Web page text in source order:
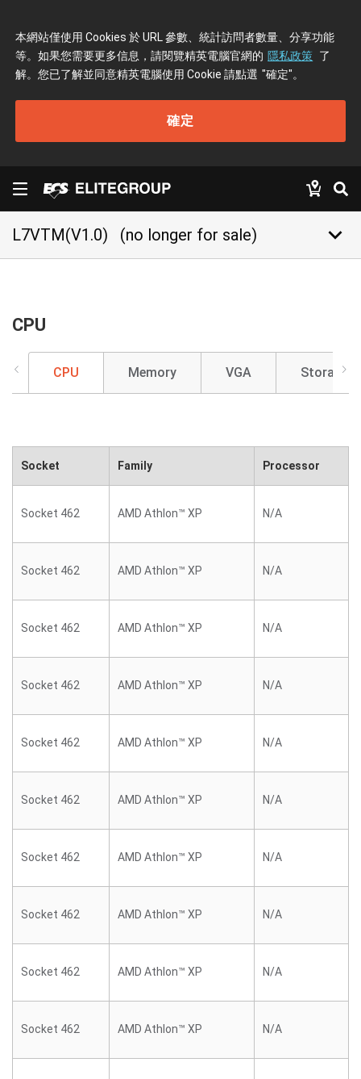
本網站僅使用 Cookies 於 URL 參數、統計訪問者數量、分享功能
等。如果您需要更多信息，請閱覽精英電腦官網的 隱私政策 了
解。您已了解並同意精英電腦使用 Cookie 請點選 "確定"。
確定
L7VTM(V1.0) (no longer for sale) keyboard_arrow_down
CPU
CPU Memory VGA Storage
Socket Family Processor
Socket 462 AMD Athlon™ XP N/A
Socket 462 AMD Athlon™ XP N/A
Socket 462 AMD Athlon™ XP N/A
Socket 462 AMD Athlon™ XP N/A
Socket 462 AMD Athlon™ XP N/A
Socket 462 AMD Athlon™ XP N/A
Socket 462 AMD Athlon™ XP N/A
Socket 462 AMD Athlon™ XP N/A
Socket 462 AMD Athlon™ XP N/A
Socket 462 AMD Athlon™ XP N/A